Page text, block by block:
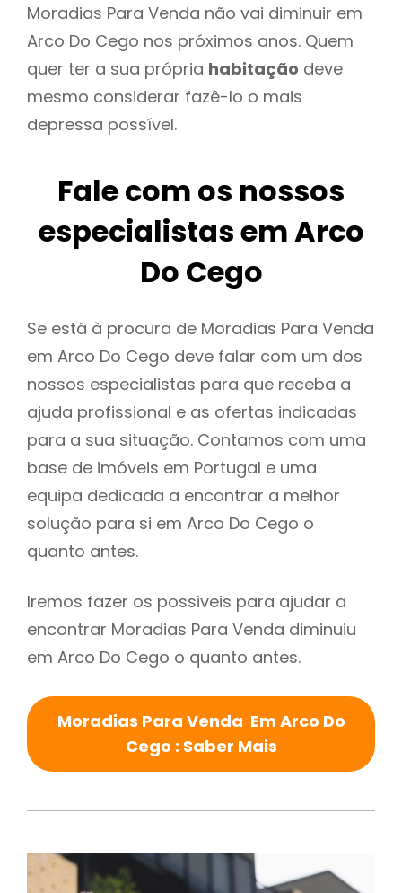
Moradias Para Venda não vai diminuir em
Arco Do Cego nos próximos anos. Quem
quer ter a sua própria habitação deve
mesmo considerar fazê-lo o mais
depressa possível.
Fale com os nossos
especialistas em Arco
Do Cego
Se está à procura de Moradias Para Venda
em Arco Do Cego deve falar com um dos
nossos especialistas para que receba a
ajuda profissional e as ofertas indicadas
para a sua situação. Contamos com uma
base de imóveis em Portugal e uma
equipa dedicada a encontrar a melhor
solução para si em Arco Do Cego o
quanto antes.
Iremos fazer os possiveis para ajudar a
encontrar Moradias Para Venda diminuiu
em Arco Do Cego o quanto antes.
Moradias Para Venda Em Arco Do
Cego : Saber Mais